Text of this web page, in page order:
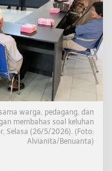
warga, pedagang, dan
membahas soal keluhan
Selasa (26/5/2026). (Foto:
Alvianita/Benuanta)